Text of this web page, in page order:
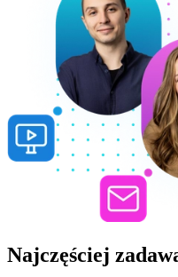
Najczęściej